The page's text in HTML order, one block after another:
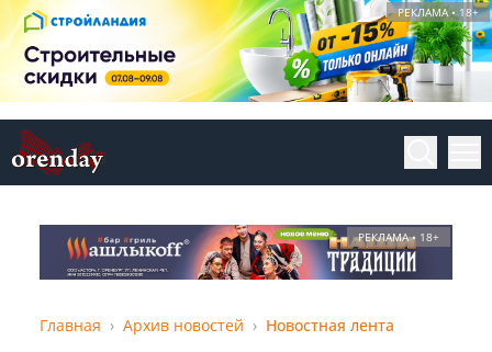
РЕКЛАМА • 18+
РЕКЛАМА • 18+
Главная Архив новостей Новостная лента